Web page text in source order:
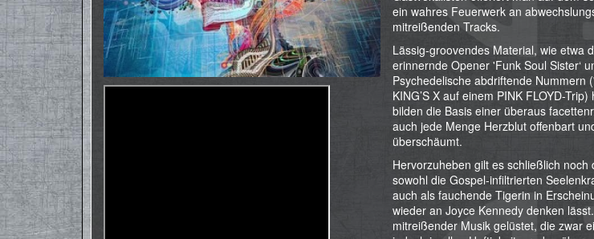
ein wahres Feuerwerk an
mitreißenden Tracks.
Lässig-groovendes Material, wie etwa
erinnernde Opener 'Funk Soul Sister‘
Psychedelische abdriftende Nummern
KING’S X auf einem PINK FLOYD-
bilden die Basis einer überaus
auch jede Menge Herzblut offenbart
überschäumt.
Hervorzuheben gilt es schließlich
sowohl die Gospel-infiltrierten
auch als fauchende Tigerin in
wieder an Joyce Kennedy denken
mitreißender Musik gelüstet, die zwar